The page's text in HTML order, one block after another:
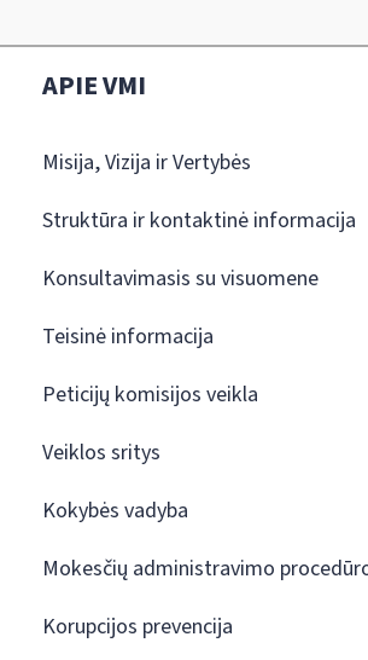
APIE VMI
Misija, Vizija ir Vertybės
Struktūra ir kontaktinė informacija
Konsultavimasis su visuomene
Teisinė informacija
Peticijų komisijos veikla
Veiklos sritys
Kokybės vadyba
Mokesčių administravimo
Korupcijos prevencija